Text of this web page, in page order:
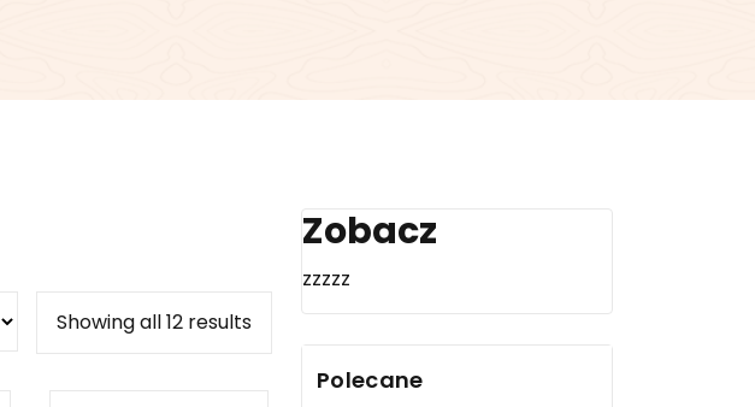
Showing all 12 results
Zobacz
zzzzz
Polecane